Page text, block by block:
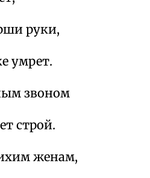
руки,
умрет.
звоном
строй.
женам,